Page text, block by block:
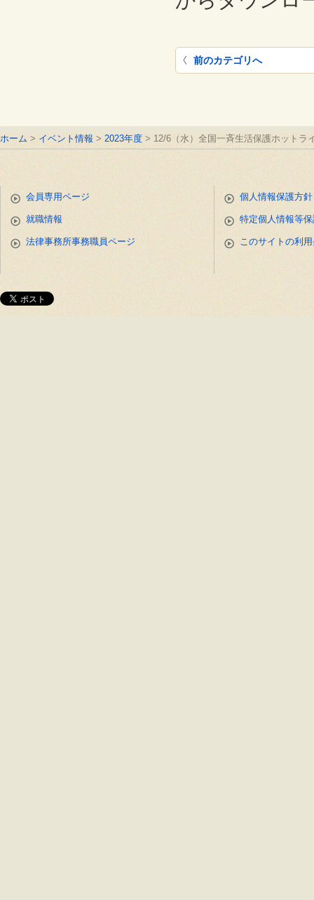
前のカテゴリへ
ホーム イベント情報 2023年度 12/6（水）全国一斉生活保護ホットラ
会員専用ページ
就職情報
法律事務所事務職員ページ
個人情報保護方針
特定個人情報等
このサイトの利